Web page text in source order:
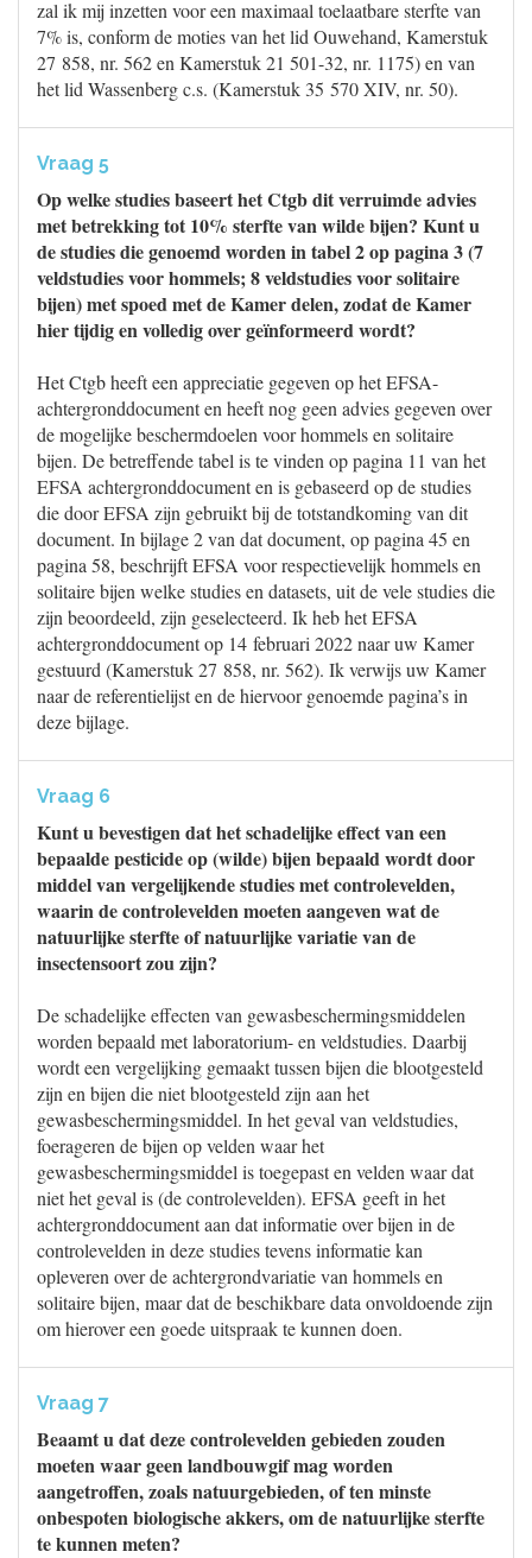
zal ik mij inzetten voor een maximaal toelaatbare sterfte van
7% is, conform de moties van het lid Ouwehand, Kamerstuk
27 858, nr. 562 en Kamerstuk 21 501-32, nr. 1175) en van
het lid Wassenberg c.s. (Kamerstuk 35 570 XIV, nr. 50).
Vraag 5
Op welke studies baseert het Ctgb dit verruimde advies
met betrekking tot 10% sterfte van wilde bijen? Kunt u
de studies die genoemd worden in tabel 2 op pagina 3 (7
veldstudies voor hommels; 8 veldstudies voor solitaire
bijen) met spoed met de Kamer delen, zodat de Kamer
hier tijdig en volledig over geïnformeerd wordt?
Het Ctgb heeft een appreciatie gegeven op het EFSA-
achtergronddocument en heeft nog geen advies gegeven over
de mogelijke beschermdoelen voor hommels en solitaire
bijen. De betreffende tabel is te vinden op pagina 11 van het
EFSA achtergronddocument en is gebaseerd op de studies
die door EFSA zijn gebruikt bij de totstandkoming van dit
document. In bijlage 2 van dat document, op pagina 45 en
pagina 58, beschrijft EFSA voor respectievelijk hommels en
solitaire bijen welke studies en datasets, uit de vele studies die
zijn beoordeeld, zijn geselecteerd. Ik heb het EFSA
achtergronddocument op 14 februari 2022 naar uw Kamer
gestuurd (Kamerstuk 27 858, nr. 562). Ik verwijs uw Kamer
naar de referentielijst en de hiervoor genoemde pagina’s in
deze bijlage.
Vraag 6
Kunt u bevestigen dat het schadelijke effect van een
bepaalde pesticide op (wilde) bijen bepaald wordt door
middel van vergelijkende studies met controlevelden,
waarin de controlevelden moeten aangeven wat de
natuurlijke sterfte of natuurlijke variatie van de
insectensoort zou zijn?
De schadelijke effecten van gewasbeschermingsmiddelen
worden bepaald met laboratorium- en veldstudies. Daarbij
wordt een vergelijking gemaakt tussen bijen die blootgesteld
zijn en bijen die niet blootgesteld zijn aan het
gewasbeschermingsmiddel. In het geval van veldstudies,
foerageren de bijen op velden waar het
gewasbeschermingsmiddel is toegepast en velden waar dat
niet het geval is (de controlevelden). EFSA geeft in het
achtergronddocument aan dat informatie over bijen in de
controlevelden in deze studies tevens informatie kan
opleveren over de achtergrondvariatie van hommels en
solitaire bijen, maar dat de beschikbare data onvoldoende zijn
om hierover een goede uitspraak te kunnen doen.
Vraag 7
Beaamt u dat deze controlevelden gebieden zouden
moeten waar geen landbouwgif mag worden
aangetroffen, zoals natuurgebieden, of ten minste
onbespoten biologische akkers, om de natuurlijke sterfte
te kunnen meten?